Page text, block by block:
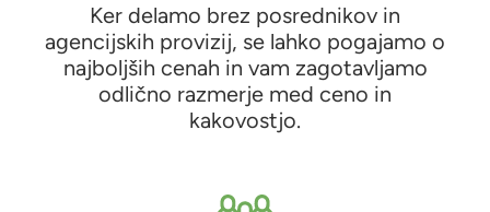
Ker delamo brez posrednikov in
agencijskih provizij, se lahko pogajamo o
najboljših cenah in vam zagotavljamo
odlično razmerje med ceno in
kakovostjo.